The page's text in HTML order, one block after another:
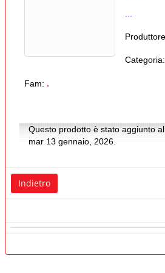
Categoria:
Fam: .
Questo prodotto è stato aggiunto
mar 13 gennaio, 2026.
Indietro